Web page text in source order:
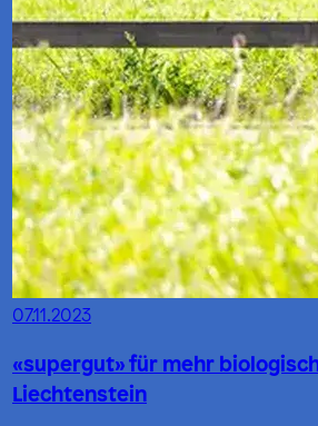
07.11.2023
«supergut» für mehr
Liechtenstein